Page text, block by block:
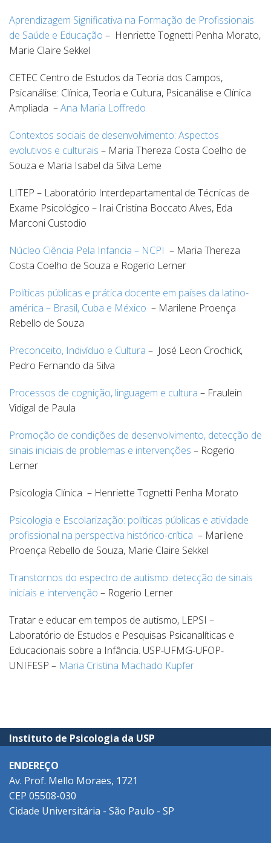
Aprendizagem Significativa na Formação de Profissionais
de Saúde e Educação – Henriette Tognetti Penha Morato,
Marie Claire Sekkel
CETEC Centro de Estudos da Teoria dos Campos,
Psicanálise: Clínica, Teoria e Cultura, Psicanálise e Clínica
Ampliada –Ana Maria Loffredo
Contextos sociais de desenvolvimento: Aspectos
evolutivos e culturais – Maria Thereza Costa Coelho de
Souza e Maria Isabel da Silva Leme
LITEP – Laboratório Interdepartamental de Técnicas de
Exame Psicológico – Irai Cristina Boccato Alves, Eda
Marconi Custodio
Núcleo Ciência Pela Infancia – NCPI – Maria Thereza
Costa Coelho de Souza e Rogerio Lerner
Políticas públicas e prática docente em países da latino-
américa – Brasil, Cuba e México – Marilene Proença
Rebello de Souza
Preconceito, Indivíduo e Cultura – José Leon Crochick,
Pedro Fernando da Silva
Processos de cognição, linguagem e cultura – Fraulein
Vidigal de Paula
Promoção de condições de desenvolvimento, detecção de
sinais iniciais de problemas e intervenções – Rogerio
Lerner
Psicologia Clínica – Henriette Tognetti Penha Morato
Psicologia e Escolarização: políticas públicas e atividade
profissional na perspectiva histórico-crítica – Marilene
Proença Rebello de Souza, Marie Claire Sekkel
Transtornos do espectro de autismo: detecção de sinais
iniciais e intervenção – Rogerio Lerner
Tratar e educar em tempos de autismo, LEPSI –
Laboratório de Estudos e Pesquisas Psicanalíticas e
Educacionais sobre a Infância. USP-UFMG-UFOP-
UNIFESP – Maria Cristina Machado Kupfer
Instituto de Psicologia da USP
ENDEREÇO
Av. Prof. Mello Moraes, 1721
CEP 05508-030
Cidade Universitária - São Paulo - SP